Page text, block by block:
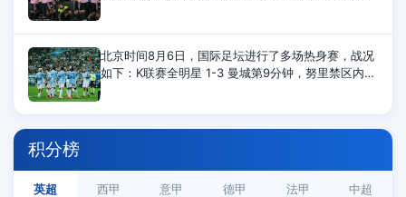
北京时间8月6日，国际足坛进行了多场热身赛，战况
如下：K联赛全明星 1-3 曼城第9分钟，努里禁区内兜
积分榜
英超 西甲 意甲 德甲 法甲 中超